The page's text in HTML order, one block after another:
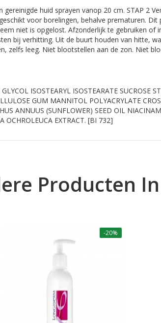
gereinigde huid sprayen vanop 20 cm. STAP 2
voor borelingen, behalve prematuren.
niet is opgelost. Afzonderlijk te gebruiken of
bij verhitting. Uit de buurt houden van hitte,
zelfs leeg. Niet blootstellen aan de zon. Niet
ISOSTEARYL ISOSTEARATE SUCROSE
GUM MANNITOL POLYACRYLATE
ANNUUS (SUNFLOWER) SEED OIL
OCHROLEUCA EXTRACT. [BI 732]
Producten In
-20%